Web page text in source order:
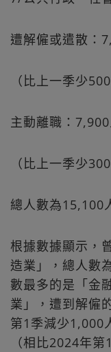
遭解僱或遣散：
（比上一季少500
主動離職：7,900
（比上一季少300
總人數為15,100
根據數據顯示，
造業」，總人數
數最多的是「金
業」，遭到解僱
第1季減少1,000
（相比2024年